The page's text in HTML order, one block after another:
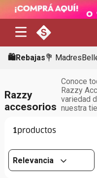
🛍️Rebajas💐 Madres
Razzy
accesorios
Conoce
Razzy
variedad
nuestra
1
Relevancia